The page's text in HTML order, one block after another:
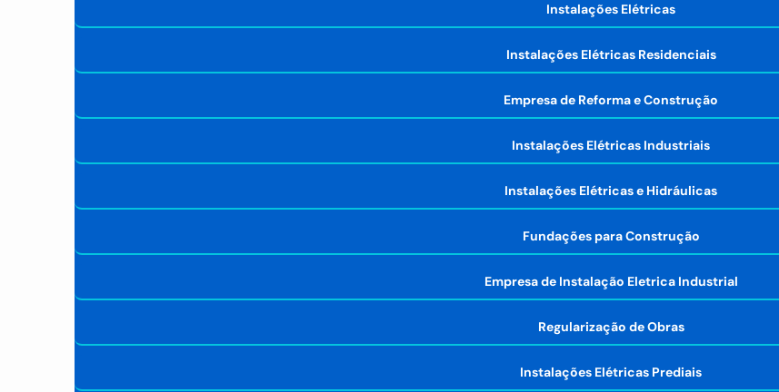
Instalações Elétricas
Instalações Elétricas Residenciais
Empresa de Reforma e Construção
Instalações Elétricas Industriais
Instalações Elétricas e Hidráulicas
Fundações para Construção
Empresa de Instalação Eletrica Industrial
Regularização de Obras
Instalações Elétricas Prediais